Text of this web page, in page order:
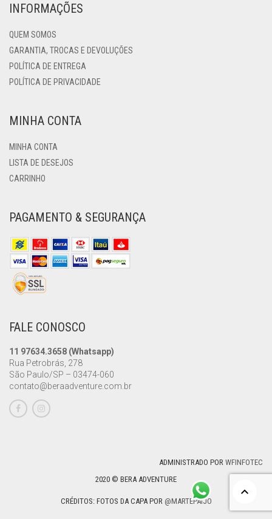
INFORMAÇÕES
QUEM SOMOS
GARANTIA, TROCAS E DEVOLUÇÕES
POLÍTICA DE ENTREGA
POLÍTICA DE PRIVACIDADE
MINHA CONTA
MINHA CONTA
LISTA DE DESEJOS
CARRINHO
PAGAMENTO & SEGURANÇA
FALE CONOSCO
11 97634.3658 (Whatsapp)
Rua Petrobrás, 278
São Paulo/SP – 03474-060
contato@beraadventure.com.br
2020 © BERA ADVENTURE
CRÉDITOS: FOTOS DA CAPA POR @MARTEPAIJO
ADMINISTRADO POR WFINFOTEC